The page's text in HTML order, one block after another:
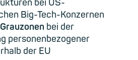
bei US-
Big-Tech-Konzernen
bei der
personenbezogener
der EU